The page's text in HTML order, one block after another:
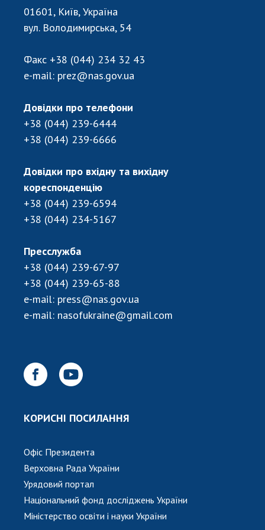
Підготовка наукових кадрів
Робота з молоддю
МІЖНАРОДНЕ СПІВРОБІТНИЦТВО
Членство в міжнародних організаціях
Міжнародні угоди
Міжнародні програми та конкурси
ДОКУМЕНТИ
Нормативні акти НАН України
Державний бюджет НАН України
Вибори до складу НАН України
НОВИНИ
ЗАСІДАННЯ ПРЕЗИДІЇ НАН УКРАЇНИ
НАУКОВІ ВИДАННЯ
АКАДЕМІЯ КОМЕНТУЄ
КОНТАКТИ
ПРОФСПІЛКА НАН УКРАЇНИ
01601, Київ, Україна
вул. Володимирська, 54
Факс +38 (044) 234 32 43
e-mail: prez@nas.gov.ua
Довідки про телефони
+38 (044) 239-6444
+38 (044) 239-6666
Довідки про вхідну та вихідну
кореспонденцію
+38 (044) 239-6594
+38 (044) 234-5167
Пресслужба
+38 (044) 239-67-97
+38 (044) 239-65-88
e-mail: press@nas.gov.ua
e-mail: nasofukraine@gmail.com
КОРИСНІ ПОСИЛАННЯ
Офіс Президента
Верховна Рада України
Урядовий портал
Національний фонд досліджень України
Міністерство освіти і науки України